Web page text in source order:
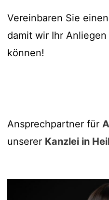
Vereinbaren Sie
damit wir Ihr
können!
Ansprechpartner für
unserer Kanzlei in